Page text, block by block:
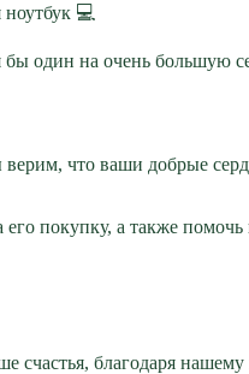
💻
один на очень большую
что ваши добрые
покупку, а также
счастья, благодаря